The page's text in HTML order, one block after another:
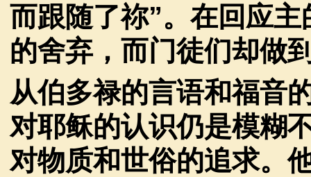
而跟随了祢”。在回应
的舍弃，而门徒们却做
从伯多禄的言语和福音
对耶稣的认识仍是模糊
对物质和世俗的追求。